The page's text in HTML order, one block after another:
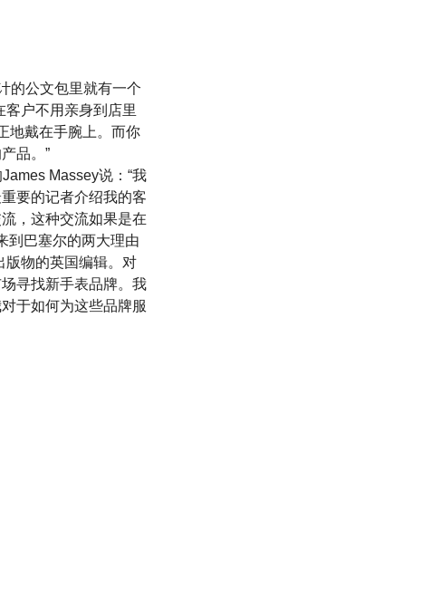
的公文包里就有一个
客户不用亲身到店里
地戴在手腕上。而你
品。”
Massey说：“我
要的记者介绍我的客
，这种交流如果是在
到巴塞尔的两大理由
版物的英国编辑。对
寻找新手表品牌。我
于如何为这些品牌服